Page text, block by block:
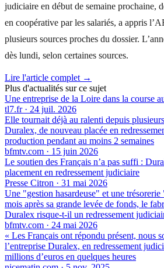
judiciaire en début de semaine prochaine,
en coopérative par les salariés, a appris
plusieurs sources proches du dossier.
dès lundi, selon certaines sources.
Lire l'article complet →
Plus d'actualités sur ce sujet
Une entreprise de la Loire dans la course
tl7.fr· 24 juil. 2026
Elle tournait déjà au ralenti depuis
Duralex, de nouveau placée en
production pendant au moins 2 semaines
bfmtv.com · 15 juin 2026
Le soutien des Français n’a pas suffi :
placement en redressement judiciaire
Presse Citron · 31 mai 2026
Une "gestion hasardeuse" et une
mois après sa grande levée de fonds, le
Duralex risque-t-il un redressement
bfmtv.com · 24 mai 2026
« Les Français ont répondu présent, nous
l’entreprise Duralex, en redressement
millions d’euros en quelques heures